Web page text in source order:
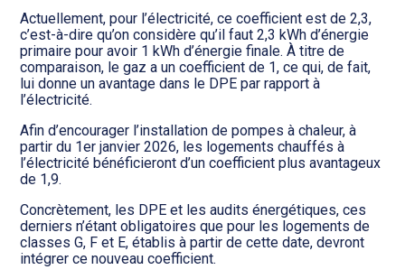
Actuellement, pour l’électricité, ce coefficient est de 2,3,
c’est-à-dire qu’on considère qu’il faut 2,3 kWh d’énergie
primaire pour avoir 1 kWh d’énergie finale. À titre de
comparaison, le gaz a un coefficient de 1, ce qui, de fait,
lui donne un avantage dans le DPE par rapport à
l’électricité.
Afin d’encourager l’installation de pompes à chaleur, à
partir du 1er janvier 2026, les logements chauffés à
l’électricité bénéficieront d’un coefficient plus avantageux
de 1,9.
Concrètement, les DPE et les audits énergétiques, ces
derniers n’étant obligatoires que pour les logements de
classes G, F et E, établis à partir de cette date, devront
intégrer ce nouveau coefficient.